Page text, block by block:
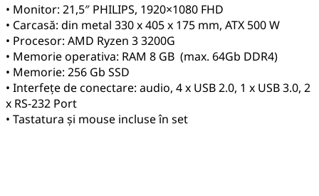
• Monitor: 21,5″ PHILIPS, 1920×1080 FHD
• Carcasă: din metal 330 x 405 x 175 mm, ATX 500 W
• Procesor: AMD Ryzen 3 3200G
• Memorie operativa: RAM 8 GB (max. 64Gb DDR4)
• Memorie: 256 Gb SSD
• Interfețe de conectare: audio, 4 x USB 2.0, 1 x USB 3.0, 2
x RS-232 Port
• Tastatura și mouse incluse în set